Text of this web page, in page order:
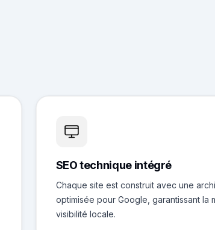
SEO technique intégré
Chaque site est construit avec une
optimisée pour Google, garantissant la
visibilité locale.